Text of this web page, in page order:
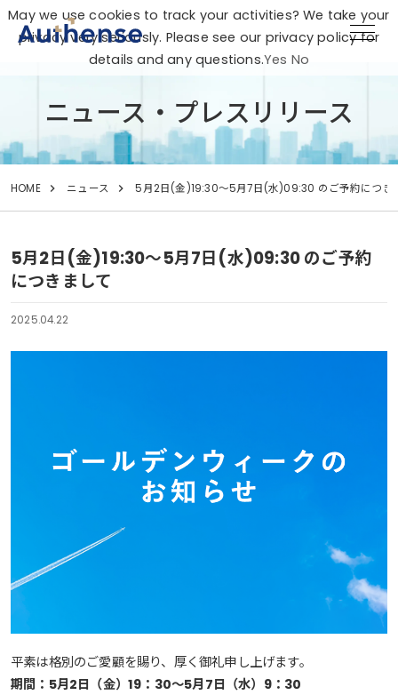
ニュース・プレスリリース
HOME ニュース 5月2日(金)19:30～5月7日(水)09:30 のご予約につき
5月2日(金)19:30～5月7日(水)09:30 のご予約
につきまして
2025.04.22
平素は格別のご愛顧を賜り、厚く御礼申し上げます。
期間：5月2日（金）19：30～5月7日（水）9：30
May we use cookies to track your activities? We take your
privacy very seriously. Please see our privacy policy for
details and any questions.Yes No